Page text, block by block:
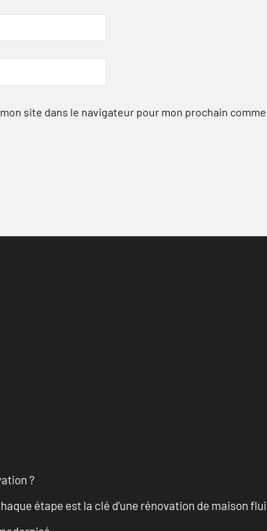
site dans le navigateur pour mon prochain
?
étape est la clé d’une rénovation de maison